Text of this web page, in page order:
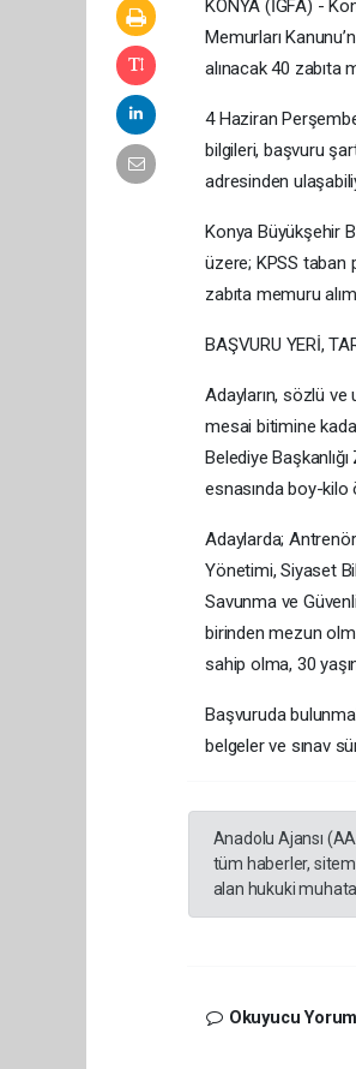
KONYA (İGFA) -
Memurları
alınacak 40 zabıta
4 Haziran
bilgileri, başvuru
adresinden
Konya Büyükşehir
üzere; KPSS taban
zabıta memuru
BAŞVURU YERİ,
Adayların, sözlü ve
mesai bitimine
Belediye
esnasında boy-kilo
Adaylarda;
Yönetimi, Siyaset
Savunma ve
birinden mezun
sahip olma, 30
Başvuruda
belgeler ve sınav
Anadolu Ajansı
tüm haberler,
alan hukuki
Okuyucu